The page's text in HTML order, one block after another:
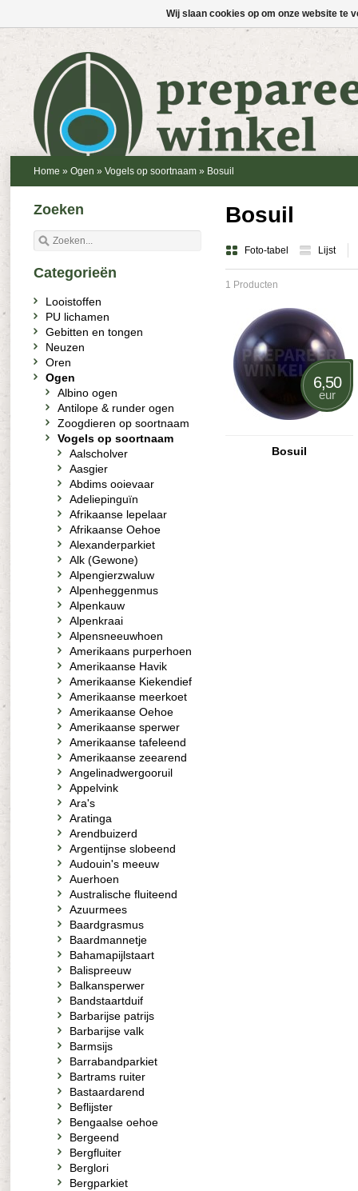
Home » Ogen » Vogels op soortnaam » Bosuil
Bosuil
Foto-tabel Lijst
1 Producten
6,50
eur
Bosuil
Zoeken
Categorieën
Looistoffen
PU lichamen
Gebitten en tongen
Neuzen
Oren
Ogen
Albino ogen
Antilope & runder ogen
Zoogdieren op soortnaam
Vogels op soortnaam
Aalscholver
Aasgier
Abdims ooievaar
Adeliepinguïn
Afrikaanse lepelaar
Afrikaanse Oehoe
Alexanderparkiet
Alk (Gewone)
Alpengierzwaluw
Alpenheggenmus
Alpenkauw
Alpenkraai
Alpensneeuwhoen
Amerikaans purperhoen
Amerikaanse Havik
Amerikaanse Kiekendief
Amerikaanse meerkoet
Amerikaanse Oehoe
Amerikaanse sperwer
Amerikaanse tafeleend
Amerikaanse zeearend
Angelinadwergooruil
Appelvink
Ara's
Aratinga
Arendbuizerd
Argentijnse slobeend
Audouin's meeuw
Auerhoen
Australische fluiteend
Azuurmees
Baardgrasmus
Baardmannetje
Bahamapijlstaart
Balispreeuw
Balkansperwer
Bandstaartduif
Barbarijse patrijs
Barbarijse valk
Barmsijs
Barrabandparkiet
Bartrams ruiter
Bastaardarend
Beflijster
Bengaalse oehoe
Bergeend
Bergfluiter
Berglori
Bergparkiet
Wij slaan cookies op om onze website te